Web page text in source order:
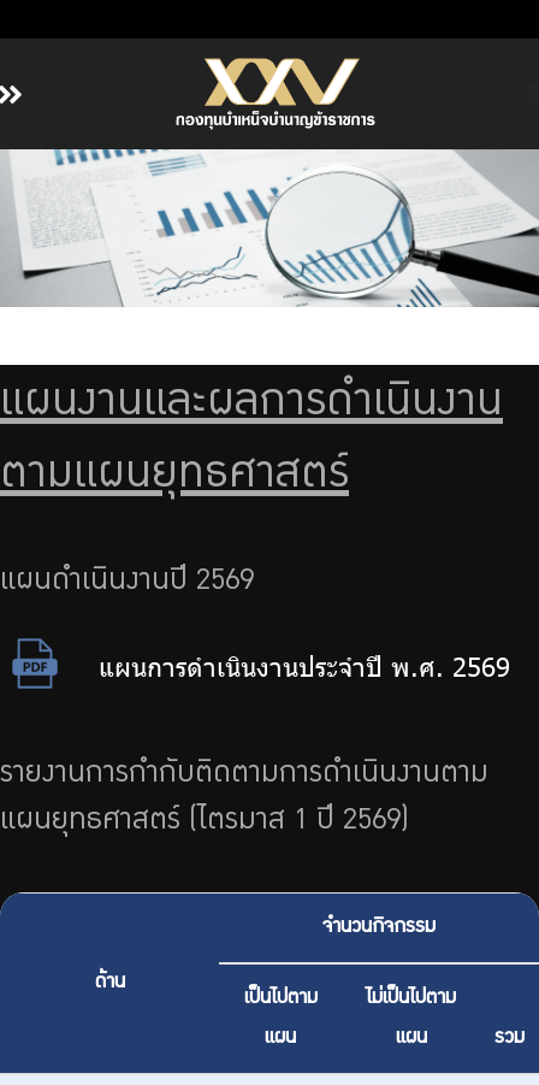
หน้าหลัก
เกี่ยวกับ กบข.
บริการสมาชิก
รายงานผลการดำเนินงาน
ข่าวสารและกิจกรรม
บริการเจ้าหน้าที่ส่วนราชการ
ติดต่อเรา
แผนงานและผลการดำเนินงาน
ตามแผนยุทธศาสตร์
แผนดำเนินงานปี 2569
แผนการดําเนินงานประจําปี พ.ศ. 2569
รายงานการกำกับติดตามการดำเนินงานตาม
แผนยุทธศาสตร์ (ไตรมาส 1 ปี 2569)
ด้าน
จำนวนกิจกรรม
เป็นไปตาม
แผน
ไม่เป็นไปตาม
แผน รวม